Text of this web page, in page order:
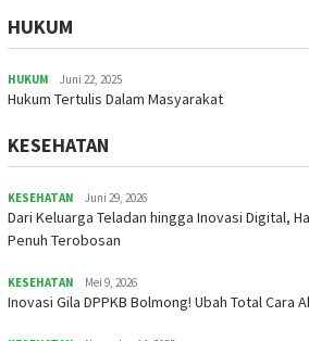
HUKUM
HUKUM Juni 22, 2025
Hukum Tertulis Dalam Masyarakat
KESEHATAN
KESEHATAN Juni 29, 2026
Dari Keluarga Teladan hingga Inovasi Digital,
Penuh Terobosan
KESEHATAN Mei 9, 2026
Inovasi Gila DPPKB Bolmong! Ubah Total Cara